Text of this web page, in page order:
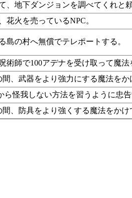
、地下ダンジョンを調べてくれと頼
花火を売っているNPC。
島の村へ無償でテレポートする。
師で100アデナを受け取って魔法
、武器をより強力にする魔法をか
怪我しない方法を習うように忠告
、防具をより強くする魔法をかけ